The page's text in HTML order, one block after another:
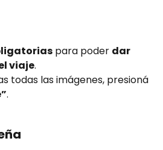
para poder dar
viaje.
todas las imágenes, presioná
.